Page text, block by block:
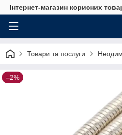
Інтернет-магазин корисних
Товари та послуги
–2%